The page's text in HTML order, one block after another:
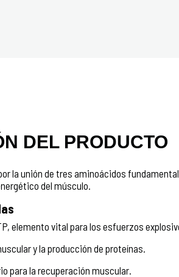
DEL PRODUCTO
la unión de tres aminoácidos
del músculo.
elemento vital para los esfuerzos
y la producción de proteínas.
para la recuperación muscular.